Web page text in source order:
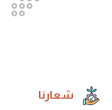
شعارنا